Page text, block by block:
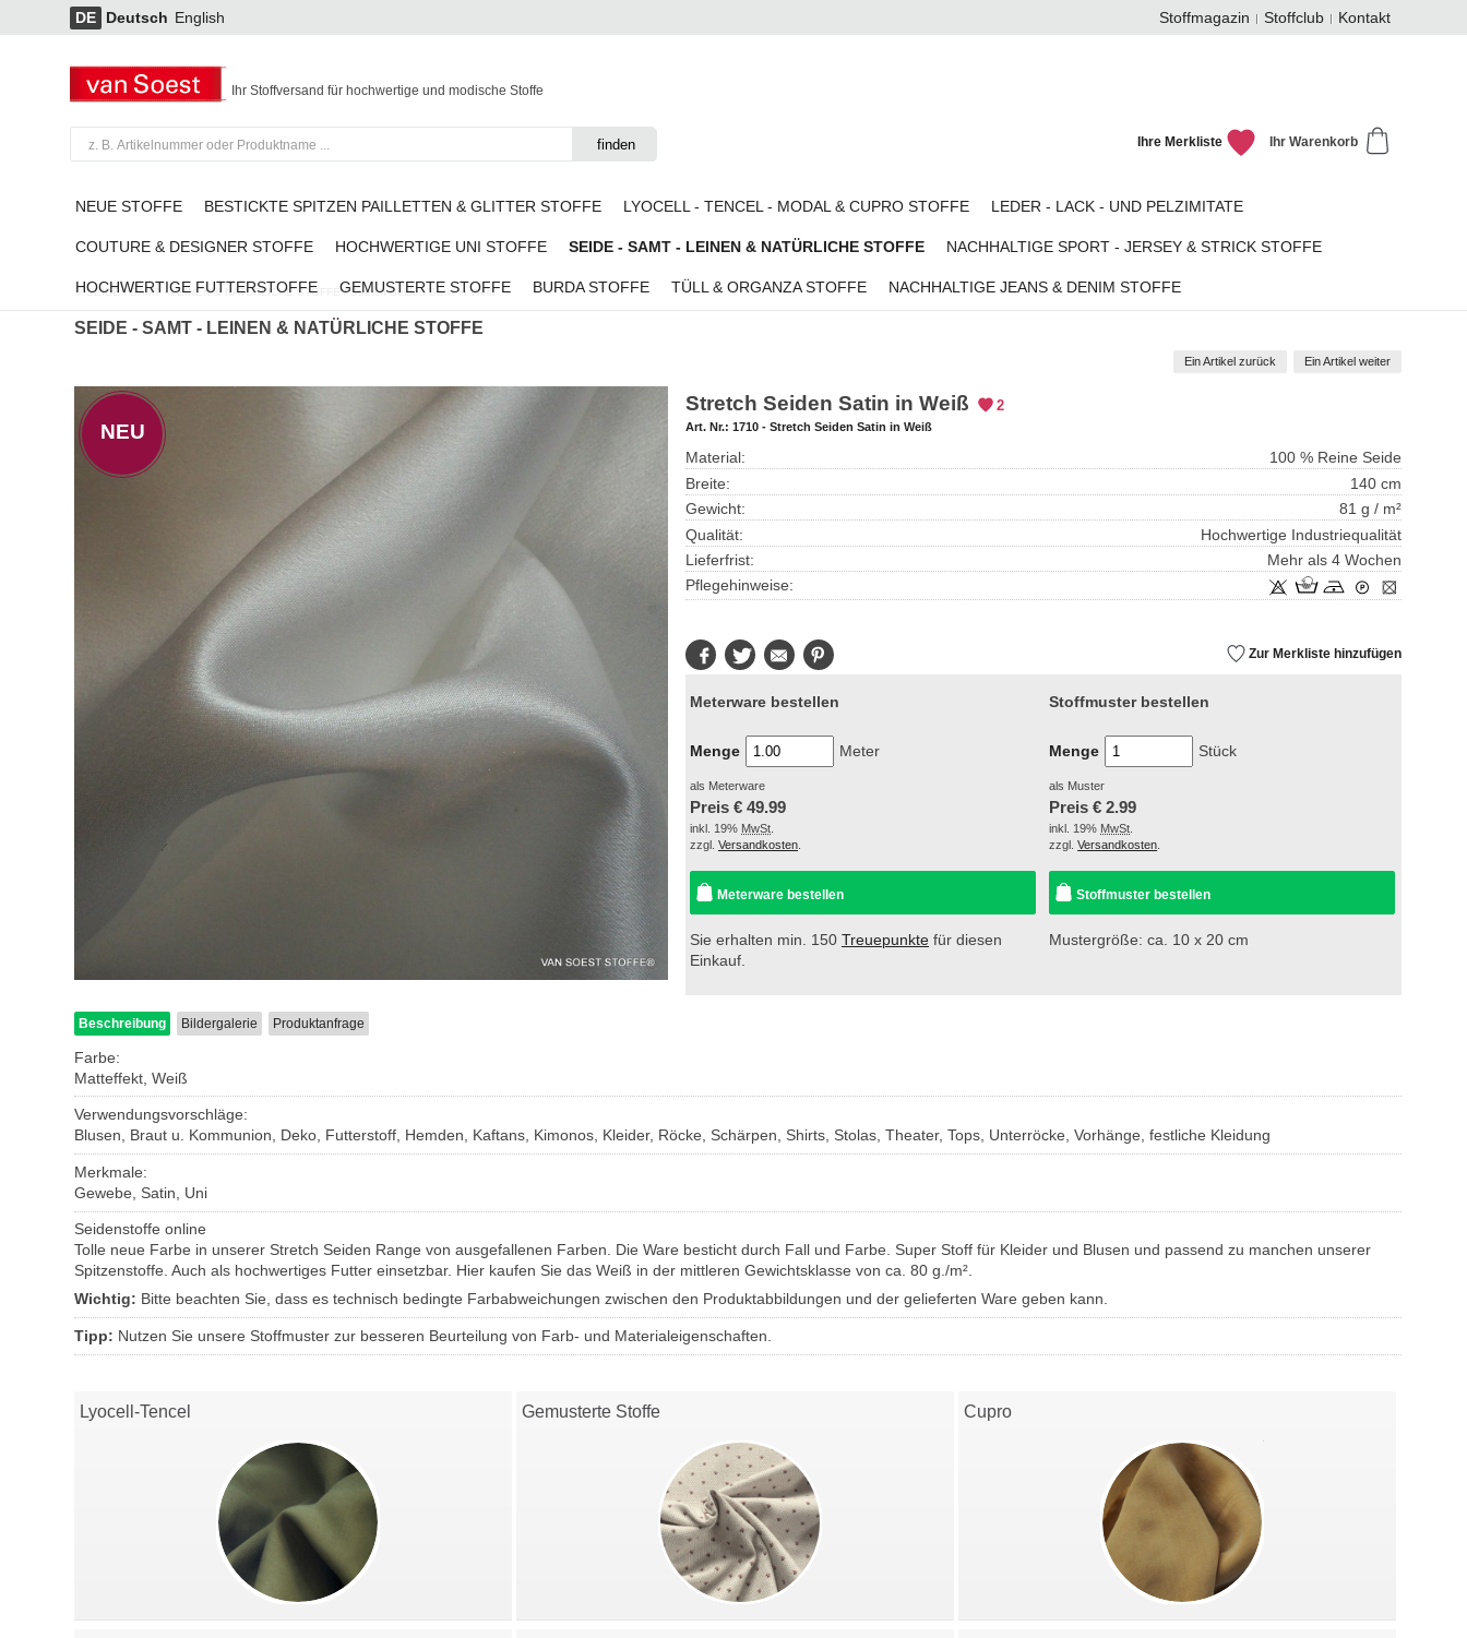
DE Deutsch English Stoffmagazin Stoffclub Kontakt
Ihr Stoffversand für hochwertige und modische Stoffe
Ihr Warenkorb
Ihre Merkliste
NEUE STOFFE BESTICKTE SPITZEN PAILLETTEN & GLITTER STOFFE LYOCELL - TENCEL - MODAL & CUPRO STOFFE LEDER - LACK - UND PELZIMITATE
COUTURE & DESIGNER STOFFE HOCHWERTIGE UNI STOFFE SEIDE - SAMT - LEINEN & NATÜRLICHE STOFFE NACHHALTIGE SPORT - JERSEY & STRICK STOFFE
HOCHWERTIGE FUTTERSTOFFE GEMUSTERTE STOFFE BURDA STOFFE TÜLL & ORGANZA STOFFE NACHHALTIGE JEANS & DENIM STOFFE
SEIDE - SAMT - LEINEN & NATÜRLICHE STOFFE /Stretch Seiden Satin in Weiß
SEIDE - SAMT - LEINEN & NATÜRLICHE STOFFE
Ein Artikel zurück Ein Artikel weiter
NEU
Stretch Seiden Satin in Weiß 2
Art. Nr.: 1710 - Stretch Seiden Satin in Weiß
Material:
100 % Reine Seide
Breite:
140 cm
Gewicht:
81 g / m²
Qualität:
Hochwertige Industriequalität
Lieferfrist:
Mehr als 4 Wochen
Pflegehinweise:
FacebookTwitter E-
Mail
Zur Merkliste hinzufügen
Meterware bestellen
Menge Meter
als Meterware
Preis € 49.99
inkl. 19% MwSt
zzgl. Versandkosten
Meterware bestellen
Sie erhalten min. 150 Treuepunkte für diesen
Einkauf.
Stoffmuster bestellen
Menge Stück
als Muster
Preis €2.99
inkl. 19% MwSt
zzgl.Versandkosten
Stoffmuster bestellen
Mustergröße: ca. 10 x 20 cm
Beschreibung Bildergalerie Produktanfrage
Farbe:
Matteffekt, Weiß
Verwendungsvorschläge:
Blusen, Braut u. Kommunion, Deko, Futterstoff, Hemden, Kaftans, Kimonos, Kleider, Röcke, Schärpen, Shirts, Stolas, Theater, Tops, Unterröcke, Vorhänge, festliche Kleidung
Merkmale:
Gewebe, Satin, Uni
Seidenstoffe online
Tolle neue Farbe in unserer Stretch Seiden Range von ausgefallenen Farben. Die Ware besticht durch Fall und Farbe. Super Stoff für Kleider und Blusen und passend zu manchen unserer
Spitzenstoffe. Auch als hochwertiges Futter einsetzbar. Hier kaufen Sie das Weiß in der mittleren Gewichtsklasse von ca. 80 g./m².
Wichtig: Bitte beachten Sie, dass es technisch bedingte Farbabweichungen zwischen den Produktabbildungen und der gelieferten Ware geben kann.
Tipp: Nutzen Sie unsere Stoffmuster zur besseren Beurteilung von Farb- und Materialeigenschaften.
Lyocell-Tencel Gemusterte Stoffe Cupro